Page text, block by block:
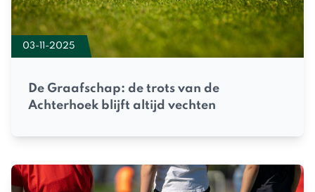
03-11-2025
De Graafschap: de trots van de
Achterhoek blijft altijd vechten